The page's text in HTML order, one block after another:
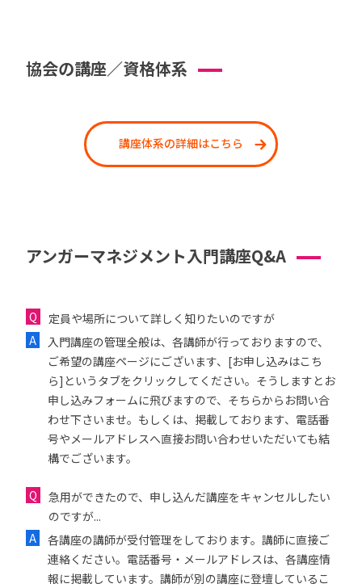
協会の講座／資格体系
講座体系の詳細はこちら
アンガーマネジメント入門講座Q&A
定員や場所について詳しく知りたいのですが
入門講座の管理全般は、各講師が行っておりますので、
ご希望の講座ページにございます、[お申し込みはこち
ら]というタブをクリックしてください。そうしますとお
申し込みフォームに飛びますので、そちらからお問い合
わせ下さいませ。もしくは、掲載しております、電話番
号やメールアドレスへ直接お問い合わせいただいても結
構でございます。
急用ができたので、申し込んだ講座をキャンセルしたい
のですが...
各講座の講師が受付管理をしております。講師に直接ご
連絡ください。電話番号・メールアドレスは、各講座情
報に掲載しています。講師が別の講座に登壇しているこ